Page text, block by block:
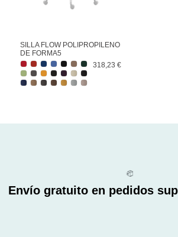
SILLA FLOW POLIPROPILENO
DE FORMA5
318,23 €
Envío gratuito en pedidos